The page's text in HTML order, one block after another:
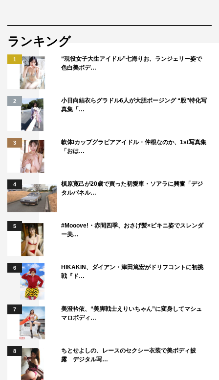
ランキング
1
“現役女子大生アイドル”七海りお、ランジェリー姿で
色白美ボデ…
2
小日向結衣らグラドル6人が大胆ポージング “股”特化写
真集「…
3
軟体Iカップグラビアアイドル・仲根なのか、1st写真集
「おは…
4
槙原寛己が20歳で買った初愛車・ソアラに興奮「デジ
タルパネル…
5
#Mooove!・赤間四季、おさげ髪×ビキニ姿でスレンダ
ー美…
6
HIKAKIN、ダイアン・津田篤宏がドリフコントに初挑
戦『ド…
7
美澄衿依、“美脚戦士えりいちゃん”に変身してマシュ
マロボディ…
8
ちとせよしの、レースのセクシー衣装で美ボディ披
露 デジタル写…